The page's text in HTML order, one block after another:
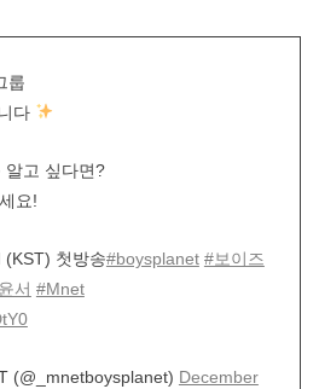
룹
다
알고 싶다면?
요!
첫방송#boysplanet #보이즈
서 #Mnet
(@_mnetboysplanet) December